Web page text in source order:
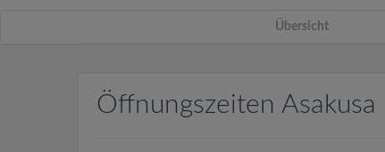
Übersicht
Öffnungszeiten Asakusa